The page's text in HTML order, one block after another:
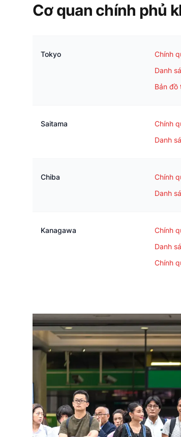
Cơ quan chính phủ
Tokyo
Chính
Danh
Bản đồ
Saitama
Chính
Danh
Chiba
Chính
Danh
Kanagawa
Chính
Danh
Chính